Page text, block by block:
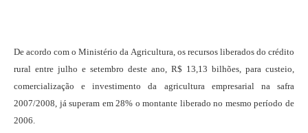
De acordo com o Ministério da Agricultura, os recursos liberados do crédito
rural entre julho e setembro deste ano, R$ 13,13 bilhões, para custeio,
comercialização e investimento da agricultura empresarial na safra
2007/2008, já superam em 28% o montante liberado no mesmo período de
2006.